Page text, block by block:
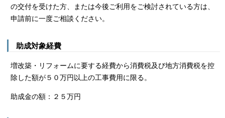
の交付を受けた方、または今後ご利用をご検討されている方は、
申請前に一度ご相談ください。
助成対象経費
増改築・リフォームに要する経費から消費税及び地方消費税を控
除した額が５０万円以上の工事費用に限る。
助成金の額：２５万円